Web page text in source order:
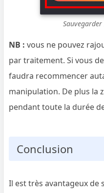
NB : vous ne pouvez
par traitement. Si vous
faudra recommencer
manipulation. De plus la
pendant toute la durée
Conclusion
Il est très avantageux de